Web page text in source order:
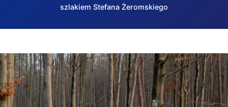
szlakiem Stefana Żeromskiego
Trasa Mąchocice lub Bocheniec – Góry Świętokrzyskie –